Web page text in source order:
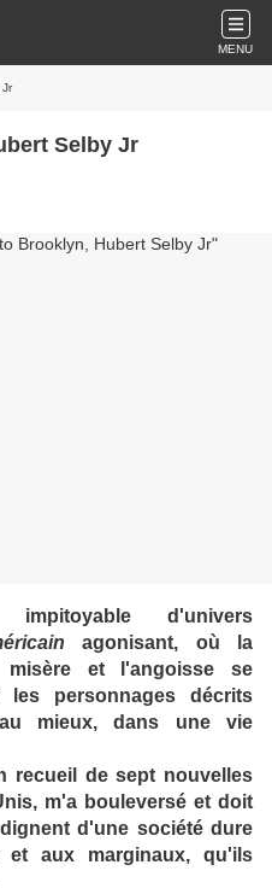
MENU
Selby Jr
impitoyable d'univers
agonisant, où la
et l'angoisse se
personnages décrits
mieux, dans une vie
recueil de sept nouvelles
m'a bouleversé et doit
d'une société dure
et aux marginaux, qu'ils